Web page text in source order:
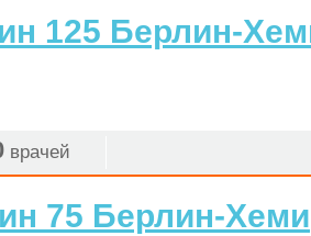
125 Берлин-
врачей
75 Берлин-Хеми